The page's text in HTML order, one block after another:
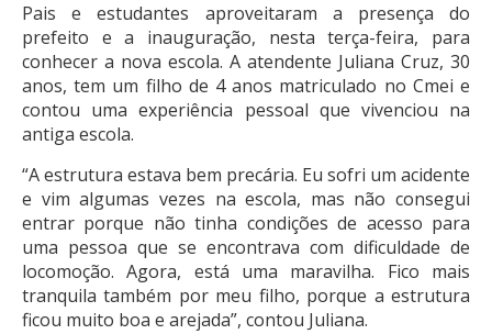
Pais e estudantes aproveitaram a presença do
prefeito e a inauguração, nesta terça-feira, para
conhecer a nova escola. A atendente Juliana Cruz, 30
anos, tem um filho de 4 anos matriculado no Cmei e
contou uma experiência pessoal que vivenciou na
antiga escola.
“A estrutura estava bem precária. Eu sofri um acidente
e vim algumas vezes na escola, mas não consegui
entrar porque não tinha condições de acesso para
uma pessoa que se encontrava com dificuldade de
locomoção. Agora, está uma maravilha. Fico mais
tranquila também por meu filho, porque a estrutura
ficou muito boa e arejada”, contou Juliana.